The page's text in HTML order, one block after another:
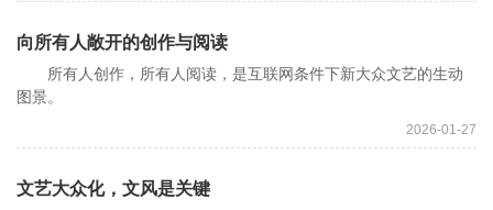
向所有人敞开的创作与阅读
所有人创作，所有人阅读，是互联网条件下新大众文艺的生动
图景。
2026-01-27
文艺大众化，文风是关键